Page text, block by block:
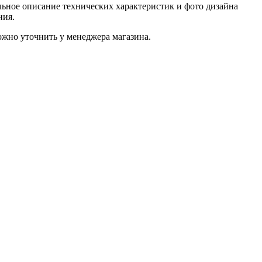
описание технических характеристик и фото дизайна
уточнить у менеджера магазина.